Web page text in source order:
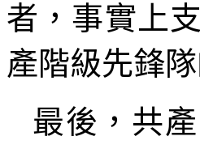
者，事實上
產階級先鋒
最後，共